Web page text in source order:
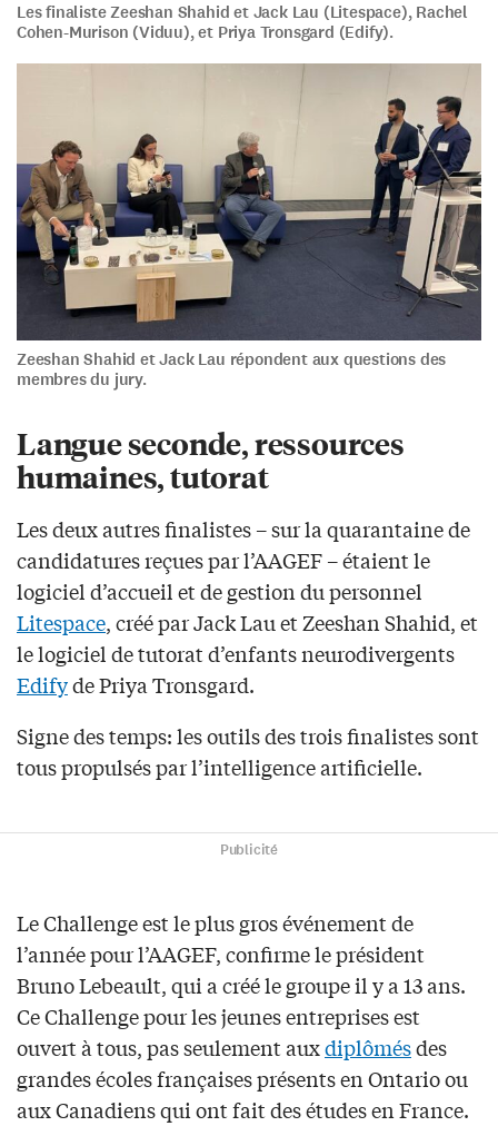
Les finaliste Zeeshan Shahid et Jack Lau (Litespace), Rachel
Cohen-Murison (Viduu), et Priya Tronsgard (Edify).
Zeeshan Shahid et Jack Lau répondent aux questions des
membres du jury.
Langue seconde, ressources
humaines, tutorat
Les deux autres finalistes – sur la quarantaine de
candidatures reçues par l’AAGEF – étaient le
logiciel d’accueil et de gestion du personnel
Litespace, créé par Jack Lau et Zeeshan Shahid, et
le logiciel de tutorat d’enfants neurodivergents
Edifyde Priya Tronsgard.
Signe des temps: les outils des trois finalistes sont
tous propulsés par l’intelligence artificielle.
Publicité
Le Challenge est le plus gros événement de
l’année pour l’AAGEF, confirme le président
Bruno Lebeault, qui a créé le groupe il y a 13 ans.
Ce Challenge pour les jeunes entreprises est
ouvert à tous, pas seulement auxdiplômésdes
grandes écoles françaises présents en Ontario ou
aux Canadiens qui ont fait des études en France.